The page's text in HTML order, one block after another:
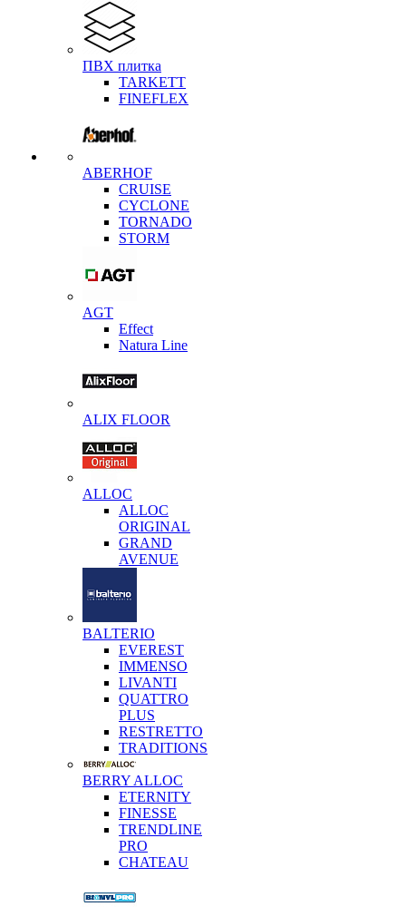
ПВХ плитка
TARKETT
FINEFLEX
ABERHOF
CRUISE
CYCLONE
TORNADO
STORM
AGT
Effect
Natura Line
ALIX FLOOR
ALLOC
ALLOC
ORIGINAL
GRAND
AVENUE
BALTERIO
EVEREST
IMMENSO
LIVANTI
QUATTRO
PLUS
RESTRETTO
TRADITIONS
BERRY ALLOC
ETERNITY
FINESSE
TRENDLINE
PRO
CHATEAU